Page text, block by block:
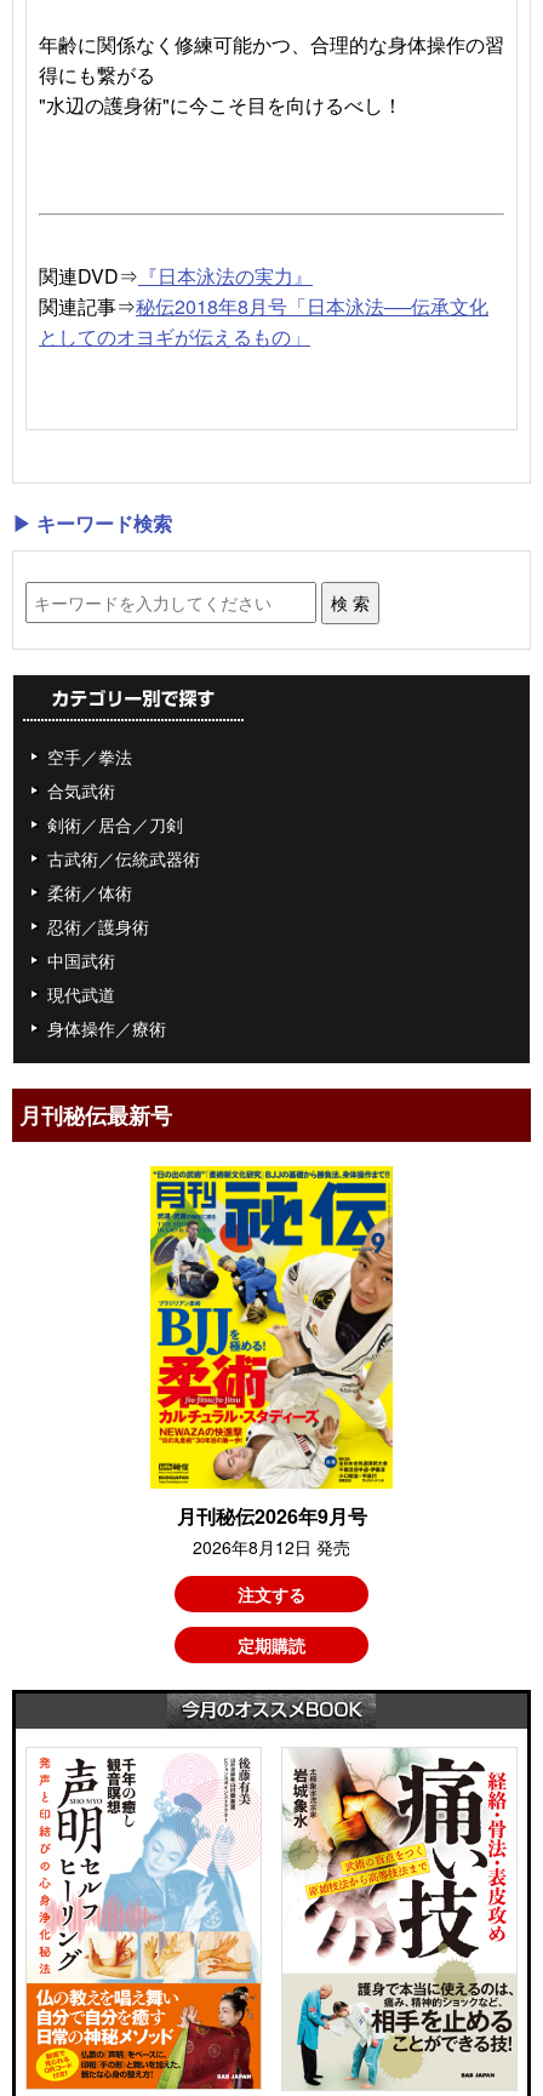
年齢に関係なく修練可能かつ、合理的な身体操作の習
得にも繋がる
"水辺の護身術"に今こそ目を向けるべし！
関連DVD⇒ 『日本泳法の実力』
関連記事⇒秘伝2018年8月号「日本泳法──伝承文化
としてのオヨギが伝えるもの」
▶ キーワード検索
空手／拳法
合気武術
剣術／居合／刀剣
古武術／伝統武器術
柔術／体術
忍術／護身術
中国武術
現代武道
身体操作／療術
月刊秘伝最新号
月刊秘伝2026年9月号
2026年8月12日 発売
注文する
定期購読